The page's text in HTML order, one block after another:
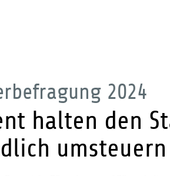
2024
halten den
umsteuern